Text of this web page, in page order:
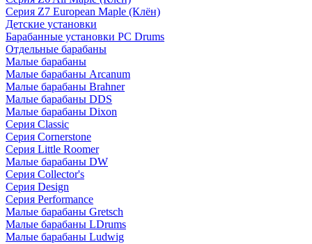
Серия Z7 European Maple (Клён)
Детские установки
Барабанные установки PC Drums
Отдельные барабаны
Малые барабаны
Малые барабаны Arcanum
Малые барабаны Brahner
Малые барабаны DDS
Малые барабаны Dixon
Серия Classic
Серия Cornerstone
Серия Little Roomer
Малые барабаны DW
Серия Collector's
Серия Design
Серия Performance
Малые барабаны Gretsch
Малые барабаны LDrums
Малые барабаны Ludwig